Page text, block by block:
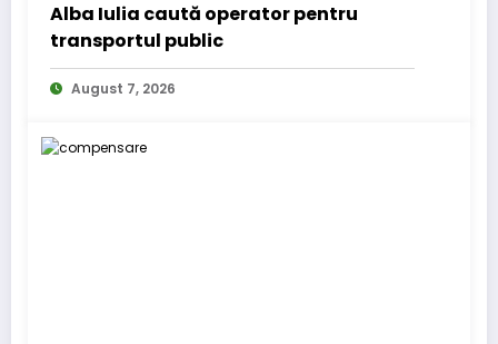
Alba Iulia caută operator pentru
transportul public
August 7, 2026